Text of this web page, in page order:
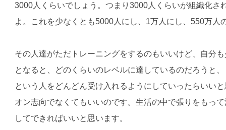
3000人くらいでしょう。つまり3000人くらいが組織化さ
よ。これを少なくとも5000人にし、1万人にし、550万人
その人達がただトレーニングをするのもいいけど、自分
となると、どのくらいのレベルに達しているのだろうと
という人をどんどん受け入れるようにしていったらいい
オン志向でなくてもいいのです。生活の中で張りをもっ
してできればいいと思います。